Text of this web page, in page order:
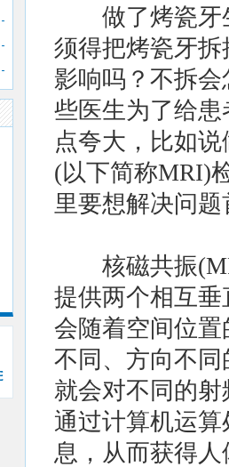
做了烤瓷牙
须得把烤瓷牙
影响吗？不拆
些医生为了给
点夸大，比如
(以下简称MRI)
里要想解决问
核磁共振
提供两个相互
会随着空间位
不同、方向不
就会对不同的
通过计算机运
息，从而获得